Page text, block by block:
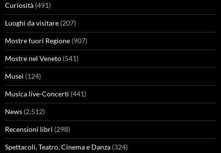
Curiosità (491)
Luoghi da visitare (207)
Mostre fuori Regione (907)
Mostre nel Veneto (541)
Musei (124)
Musica live-Concerti (441)
News (2.512)
Recensioni libri (298)
Spettacoli, Teatro, Cinema e Danza (324)